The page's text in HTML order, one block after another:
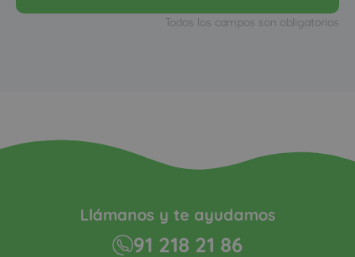
Todos los campos son obligatorios
Llámanos y te ayudamos
91 218 21 86